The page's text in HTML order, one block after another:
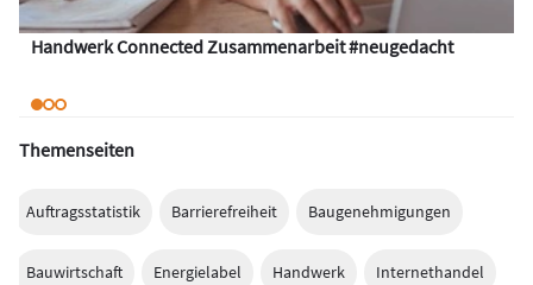
Handwerk Connected Zusammenarbeit #neugedacht
Themenseiten
Auftragsstatistik Barrierefreiheit Baugenehmigungen
Bauwirtschaft Energielabel Handwerk Internethandel